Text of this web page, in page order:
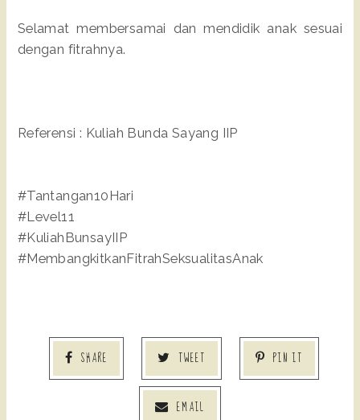
Selamat membersamai dan mendidik anak sesuai
dengan fitrahnya.
Referensi : Kuliah Bunda Sayang IIP
#Tantangan10Hari
#Level11
#KuliahBunsayIIP
#MembangkitkanFitrahSeksualitasAnak
SHARE TWEET PIN IT
EMAIL